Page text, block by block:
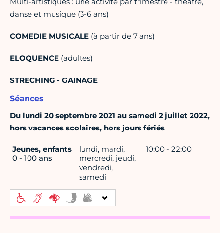
Multi-artistiques : une activité par trimestre - théâtre,
danse et musique (3-6 ans)
COMEDIE MUSICALE (à partir de 7 ans)
ELOQUENCE (adultes)
STRECHING - GAINAGE
Séances
Du lundi 20 septembre 2021 au samedi 2 juillet 2022,
hors vacances scolaires, hors jours fériés
Jeunes, enfants
0 - 100 ans
lundi, mardi,
mercredi, jeudi,
vendredi,
samedi
10:00 - 22:00